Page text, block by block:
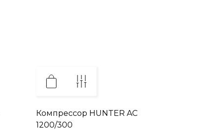
Компрессор HUNTER AC
1200/300